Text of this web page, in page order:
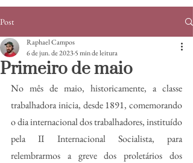
Post
Primeiro de maio
Raphael Campos
6 de jun. de 20235 min de leitura
No mês de maio, historicamente, a classe
trabalhadora inicia, desde 1891, comemorando
o dia internacional dos trabalhadores, instituído
pela II Internacional Socialista, para
relembrarmos a greve dos proletários dos